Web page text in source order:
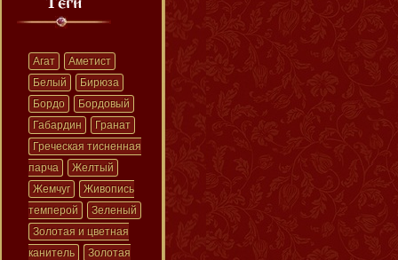
Агат
Аметист
Белый
Бирюза
Бордо
Бордовый
Габардин
Гранат
Греческая тисненная
парча
Желтый
Жемчуг
Живопись
темперой
Зеленый
Золотая и цветная
канитель
Золотая